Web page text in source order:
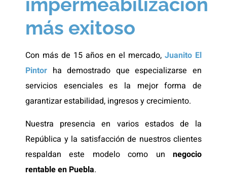
más exitoso
Con más de 15 años en el mercado, Juanito El
Pintor ha demostrado que especializarse en
servicios esenciales es la mejor forma de
garantizar estabilidad, ingresos y crecimiento.
Nuestra presencia en varios estados de la
República y la satisfacción de nuestros clientes
respaldan este modelo como un negocio
rentable en Puebla.